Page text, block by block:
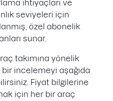
ihtiyaçları ve
seviyeleri için
özel abonelik
sunar.
takımına yönelik
bir incelemeyi aşağıda
Fiyat bilgilerine
için her bir araç